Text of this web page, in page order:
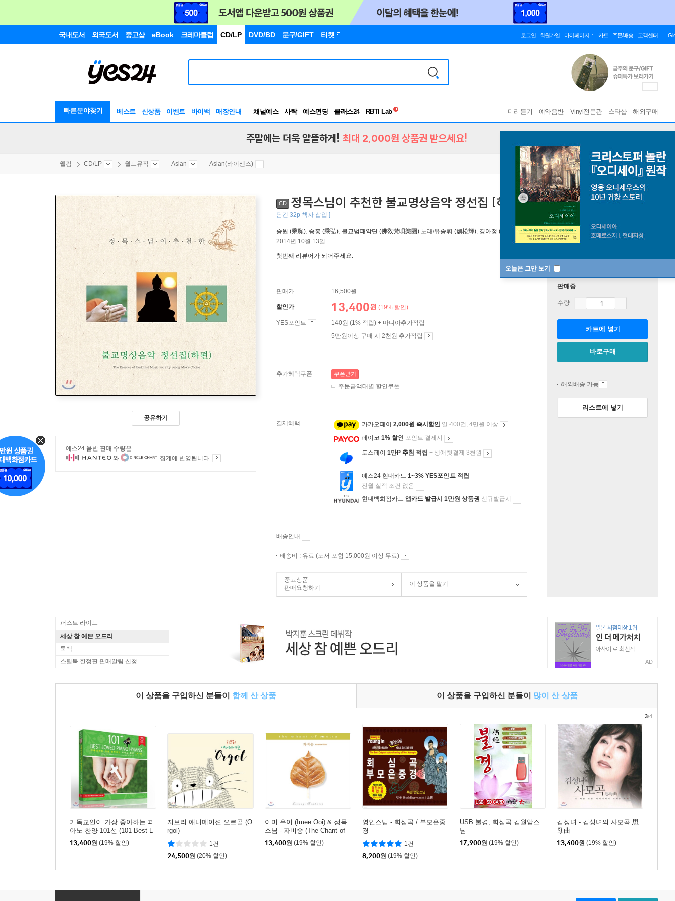
국내도서 외국도서 중고샵 eBook 크레마클럽 CD/LP DVD/BD 문구/GIFT 티켓 로그인 회원가입 마이페이지 카트 주문/배송 고객센터
빠른분야찾기 베스트 신상품 이벤트 바이백 매장안내 채널예스 사락 예스펀딩 클래스24
독서유형검사
미리듣기 예약음반 Vinyl전문관 스타샵 해외구매
오늘은 그만 보기
주말에는 더욱 알뜰하게! 최대 2,000원 상품권 받으세요!
웰컴 CD/LP 월드뮤직 Asian Asian(라이센스)
공유하기
예스24 음반 판매 수량은
와
집계에 반영됩니다.
CD 정목스님이 추천한 불교명상음악 정선집 [하편] [ 디지팩 / 수록곡별 오리지널 가사와 독음, 해설이
담긴 32p 책자 삽입 ]
승원 (乘願), 승홍 (乘弘), 불교범패악단 (佛敎梵唄樂團) 노래/유송휘 (劉松輝), 경아정 (景雅菁)연주 외 2명
콘텐츠코리아
2014년 10월 13일
첫번째 리뷰어가 되어주세요.
판매가 16,500원
할인가 13,400원 (19% 할인)
YES포인트
140원 (1% 적립) + 마니아추가적립
5만원이상 구매 시 2천원 추가적립
추가혜택쿠폰 쿠폰받기
주문금액대별 할인쿠폰
결제혜택 카카오페이 2,000원 즉시할인 일 400건, 4만원 이상
페이코 1% 할인 포인트 결제시
토스페이 1만P 추첨 적립 + 생애첫결제 3천원
예스24 현대카드 1~3% YES포인트 적립
전월 실적 조건 없음
현대백화점카드 앱카드 발급시 1만원 상품권 신규발급시
배송안내
배송비 : 유료 (도서 포함 15,000원 이상 무료)
중고상품
판매요청하기
이 상품을 팔기
판매중
수량
카트에 넣기
바로구매
해외배송 가능
리스트에 넣기
퍼스트 라이드
세상 참 예쁜 오드리
룩백
스틸북 한정판 판매알림 신청
AD
이 상품을 구입하신 분들이 함께 산 상품 이 상품을 구입하신 분들이 많이 산 상품
기독교인이 가장 좋아하는 피
아노 찬양 101선 (101 Best L
oved Piano Hymns)
13,400원 (19% 할인)
지브리 애니메이션 오르골 (O
rgol)
1건
24,500원 (20% 할인)
이미 우이 (Imee Ooi) & 정목
스님 - 자비송 (The Chant of
Metta)
13,400원 (19% 할인)
영인스님 - 회심곡 / 부모은중
경
1건
8,200원 (19% 할인)
USB 불경, 회심곡 김월암스
님
17,900원 (19% 할인)
김성녀 - 김성녀의 사모곡 思
母曲
13,400원 (19% 할인)
3/4